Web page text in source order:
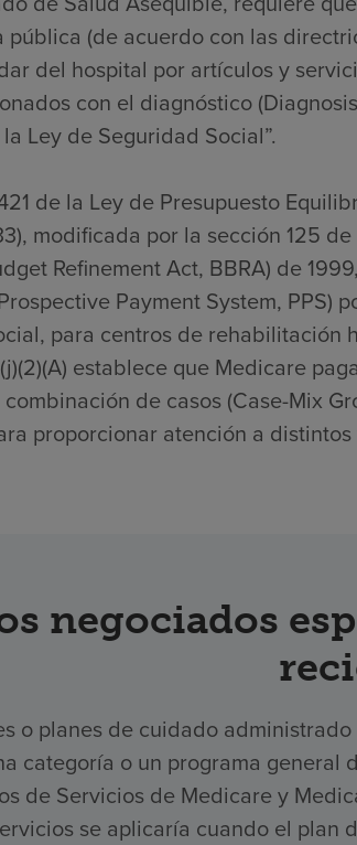
pública (de acuerdo con las
del hospital por artículos y
con el diagnóstico
Ley de Seguridad Social”.
de la Ley de Presupuesto
modificada por la sección 125
Refinement Act, BBRA) de
Payment System, PPS)
para centros de rehabilitación
establece que Medicare
de casos (Case-Mix
proporcionar atención a
negociados
o planes de cuidado
categoría o un programa
de Servicios de Medicare y
se aplicaría cuando el